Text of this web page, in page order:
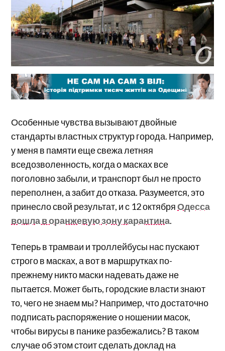
Особенные чувства вызывают двойные
стандарты властных структур города. Например,
у меня в памяти еще свежа летняя
вседозволенность, когда о масках все
поголовно забыли, и транспорт был не просто
переполнен, а забит до отказа. Разумеется, это
принесло свой результат, и с 12 октябряОдесса
вошла в оранжевую зону карантина.
Теперь в трамваи и троллейбусы нас пускают
строго в масках, а вот в маршрутках по-
прежнему никто маски надевать даже не
пытается. Может быть, городские власти знают
то, чего не знаем мы? Например, что достаточно
подписать распоряжение о ношении масок,
чтобы вирусы в панике разбежались? В таком
случае об этом стоит сделать доклад на